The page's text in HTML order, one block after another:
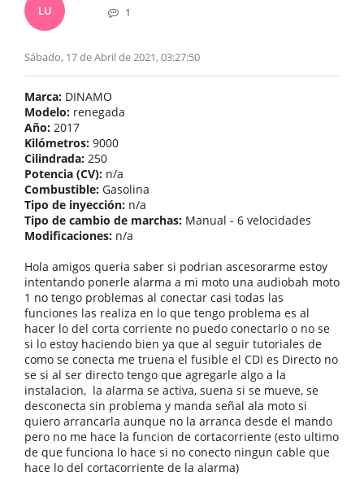
LU 1
Sábado, 17 de Abril de 2021, 03:27:50
Marca: DINAMO
Modelo: renegada
Año: 2017
Kilómetros: 9000
Cilindrada: 250
Potencia (CV): n/a
Combustible: Gasolina
Tipo de inyección: n/a
Tipo de cambio de marchas: Manual - 6 velocidades
Modificaciones: n/a
Hola amigos queria saber si podrian ascesorarme estoy
intentando ponerle alarma a mi moto una audiobah moto
1 no tengo problemas al conectar casi todas las
funciones las realiza en lo que tengo problema es al
hacer lo del corta corriente no puedo conectarlo o no se
si lo estoy haciendo bien ya que al seguir tutoriales de
como se conecta me truena el fusible el CDI es Directo no
se si al ser directo tengo que agregarle algo a la
instalacion, la alarma se activa, suena si se mueve, se
desconecta sin problema y manda señal ala moto si
quiero arrancarla aunque no la arranca desde el mando
pero no me hace la funcion de cortacorriente (esto ultimo
de que funciona lo hace si no conecto ningun cable que
hace lo del cortacorriente de la alarma)